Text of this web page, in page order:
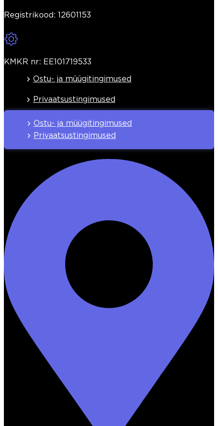
Registrikood: 12601153
KMKR nr: EE101719533
Ostu- ja müügitingimused
Privaatsustingimused
Ostu- ja müügitingimused
Privaatsustingimused